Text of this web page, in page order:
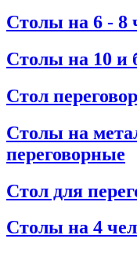
Столы на 6 - 8
Столы на 10 и
Стол
Столы на
переговорные
Стол для
Столы на 4